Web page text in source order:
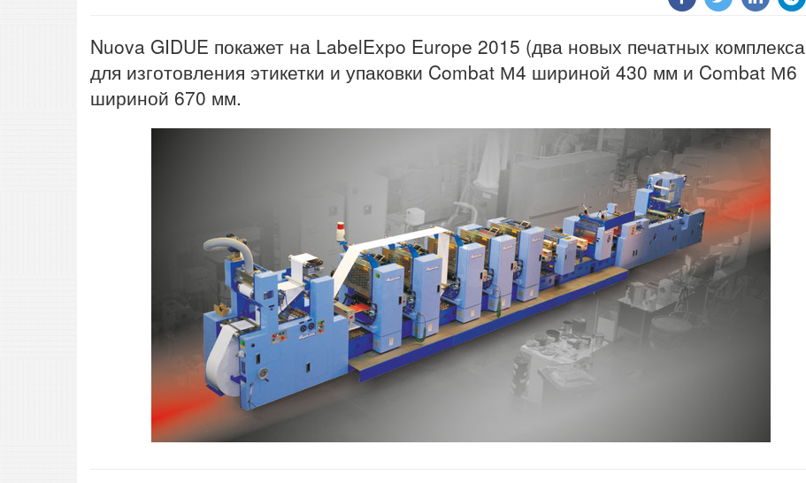
Nuova GIDUE покажет на LabelExpo Europe 2015 (два новых печатных комплекса
для изготовления этикетки и упаковки Combat М4 шириной 430 мм и Combat М6
шириной 670 мм.